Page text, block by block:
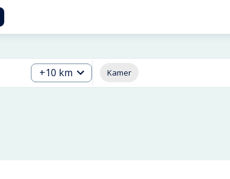
+10 km Kamer